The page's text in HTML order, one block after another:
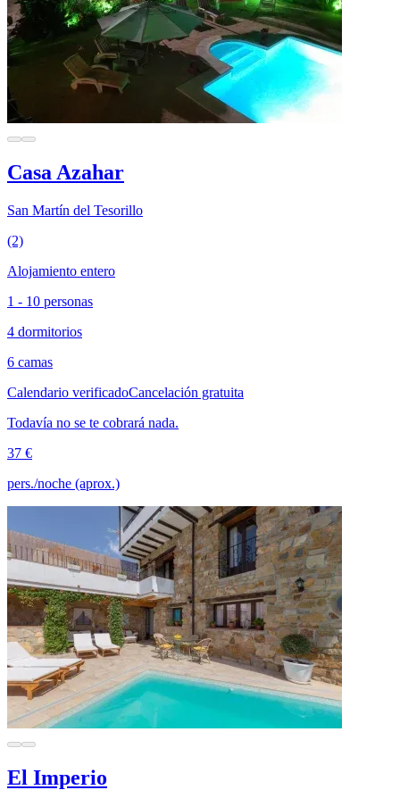
Casa Azahar
San Martín del Tesorillo
(2)
Alojamiento entero
1 - 10 personas
4 dormitorios
6 camas
Calendario verificadoCancelación gratuita
Todavía no se te cobrará nada.
37 €
pers./noche (aprox.)
El Imperio